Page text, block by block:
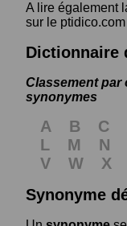
A lire également
sur le ptidico.com
Dictionnaire
Classement par
synonymes
A B C
L
M N
V
W X
Synonyme